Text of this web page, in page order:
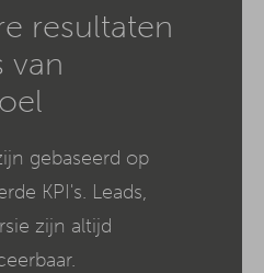
resultaten
van
gebaseerd op
KPI's. Leads,
zijn altijd